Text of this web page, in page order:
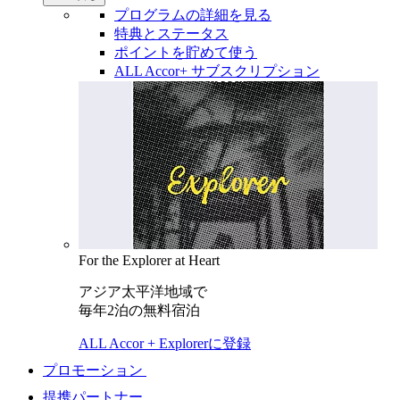
プログラムの詳細を見る
特典とステータス
ポイントを貯めて使う
ALL Accor+ サブスクリプション
For the Explorer at Heart
アジア太平洋地域で
毎年2泊の無料宿泊
ALL Accor + Explorerに登録
プロモーション
提携パートナー